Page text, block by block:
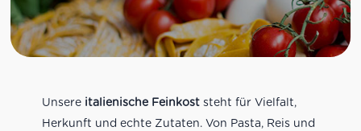
Unsere italienische Feinkoststeht für Vielfalt,
Herkunft und echte Zutaten. Von Pasta, Reis und